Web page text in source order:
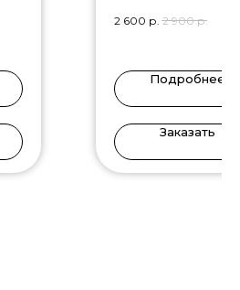
2 600 р. 2 900 р.
Подробнее
Заказать